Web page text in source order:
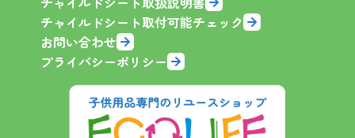
チャイルドシート取付可能チェック
お問い合わせ
プライバシーポリシー